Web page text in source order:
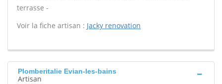
terrasse -
Voir la fiche artisan : Jacky renovation
Plomberitalie Evian-les-bains
Artisan